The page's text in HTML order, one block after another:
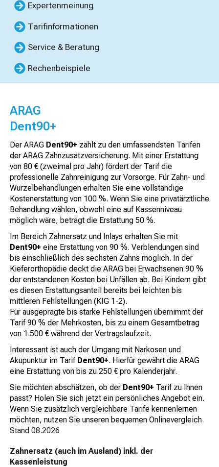
Expertenmeinung
Tarifinformationen
Service & Beratung
Rechenbeispiele
ARAG
Dent90+
Der ARAG Dent90+ zählt zu den umfassendsten Tarifen
der ARAG Zahnzusatzversicherung. Mit einer Erstattung
von 80 € (zweimal pro Jahr) fördert der Tarif die
professionelle Zahnreinigung zur Vorsorge. Für Zahn- und
Wurzelbehandlungen erhalten Sie eine vollständige
Kostenerstattung von 100 %. Wenn Sie eine privatärztliche
Behandlung wählen, obwohl eine auf Kassenniveau
möglich wäre, beträgt die Erstattung 50 %.
Im Bereich Zahnersatz und Inlays erhalten Sie mit
Dent90+ eine Erstattung von 90 %. Verblendungen sind
bis einschließlich des sechsten Zahns möglich. In der
Kieferorthopädie deckt die ARAG bei Erwachsenen 90 %
der entstandenen Kosten bei Unfällen ab. Bei Kindern gibt
es diesen Erstattungsanteil bereits bei leichten bis
mittleren Fehlstellungen (KIG 1-2).
Für ausgeprägte bis starke Fehlstellungen übernimmt der
Tarif 90 % der Mehrkosten, bis zu einem Gesamtbetrag
von 1.500 € während der Vertragslaufzeit.
Interessant ist auch der Umgang mit Narkosen und
Akupunktur im Tarif Dent90+. Hierfür gewährt die ARAG
eine Erstattung von bis zu 250 € pro Kalenderjahr.
Sie möchten abschätzen, ob der Dent90+ Tarif zu Ihnen
passt? Holen Sie sich jetzt ein persönliches Angebot ein.
Wenn Sie zusätzlich vergleichbare Tarife kennenlernen
möchten, nutzen Sie unseren bequemen Onlinevergleich.
Stand 08.2026
Zahnersatz (auch im Ausland) inkl. der
Kassenleistung